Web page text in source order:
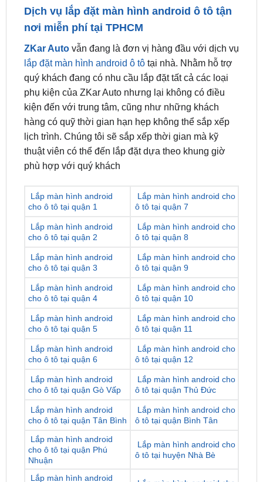
ZKar Autovẫn đang là đơn vị hàng đầu với dịch vụ
lắp đặt màn hình android ô tô
quý khách đang có nhu cầu lắp đặt tất cả các loại
phụ kiện của ZKar Auto nhưng lại không có điều
kiện đến với trung tâm, cũng như những khách
hàng có quỹ thời gian hạn hẹp không thể sắp xếp
lịch trình. Chúng tôi sẽ sắp xếp thời gian mà kỹ
thuật viên có thể đến lắp đặt dựa theo khung giờ
phù hợp với quý khách
Lắp màn hình android
Lắp màn hình android
cho ô tô tại quận 2
Lắp màn hình android cho
ô tô tại quận 8
Lắp màn hình android
cho ô tô tại quận 3
Lắp màn hình android cho
ô tô tại quận 9
Lắp màn hình android
cho ô tô tại quận 4
Lắp màn hình android cho
ô tô tại quận 10
Lắp màn hình android
cho ô tô tại quận 5
Lắp màn hình android cho
ô tô tại quận 11
Lắp màn hình android
cho ô tô tại quận 6
Lắp màn hình android cho
ô tô tại quận 12
Lắp màn hình android
cho ô tô tại quận Gò Vấp
Lắp màn hình android cho
ô tô tại quận Thủ Đức
Lắp màn hình android
cho ô tô tại quận Tân Bình
Lắp màn hình android cho
ô tô tại quận Bình Tân
Lắp màn hình android
cho ô tô tại quận Phú
Lắp màn hình android cho
ô tô tại huyện Nhà Bè
Lắp màn hình android
cho ô tô tại quận Bình
Lắp màn hình android cho